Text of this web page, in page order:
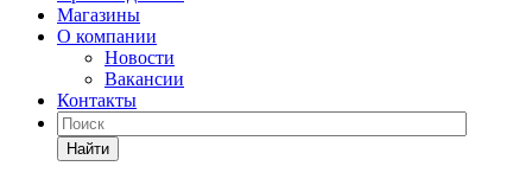
Магазины
О компании
Новости
Вакансии
Контакты
Найти